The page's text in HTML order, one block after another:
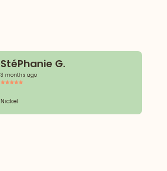
StéPhanie G.
3 months ago
Nickel